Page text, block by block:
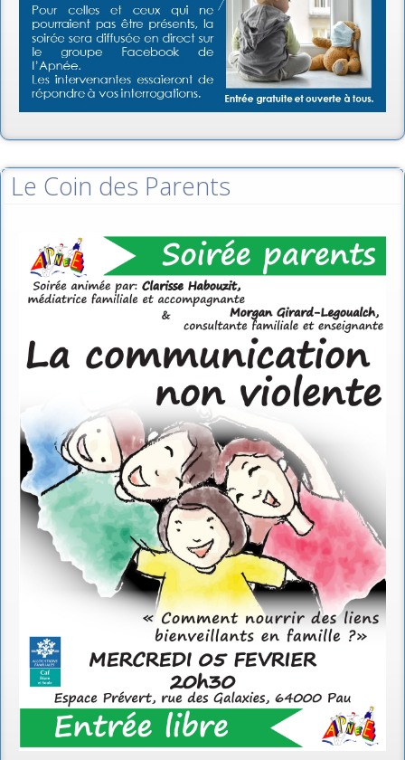
Le Coin des Parents